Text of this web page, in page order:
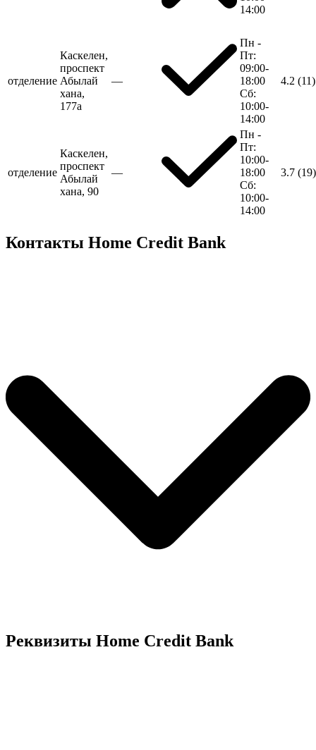
14:00
отделение
Каскелен,
проспект
Абылай
хана,
177а
—
Пн -
Пт:
09:00-
18:00
Сб:
10:00-
14:00
4.2 (11)
отделение
Каскелен,
проспект
Абылай
хана, 90
—
Пн -
Пт:
10:00-
18:00
Сб:
10:00-
14:00
3.7 (19)
Контакты Home Credit Bank
Реквизиты Home Credit Bank